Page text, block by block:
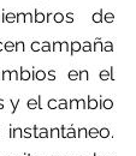
de
campaña
en el
y el cambio